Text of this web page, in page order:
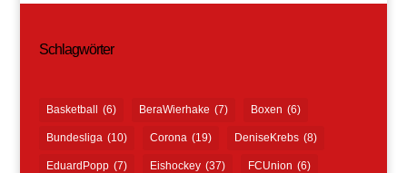
Schlagwörter
Basketball (6) BeraWierhake (7) Boxen (6)
Bundesliga (10) Corona (19) DeniseKrebs (8)
EduardPopp (7) Eishockey (37) FCUnion (6)